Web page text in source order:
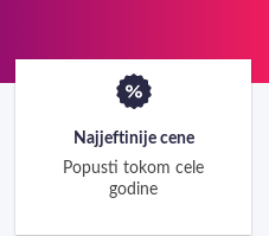
Najjeftinije cene
Popusti tokom cele
godine